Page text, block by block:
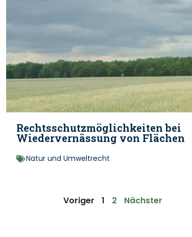
Rechtsschutzmöglichkeiten bei
Wiedervernässung von Flächen
Natur und Umweltrecht
Voriger 1 2 Nächster